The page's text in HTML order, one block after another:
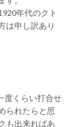
年代のクト
は申し訳あり
度くらい打合せ
られたらと思
も出来ればあ